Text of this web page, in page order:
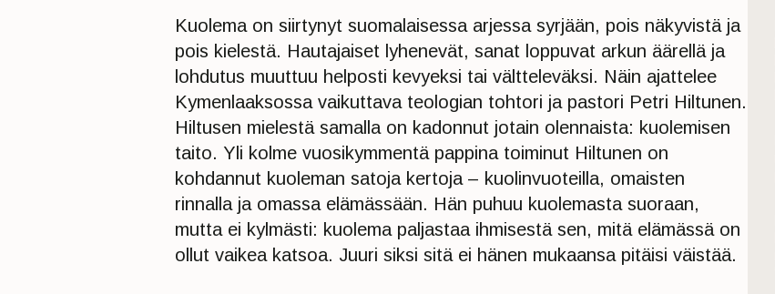
Kuolema on siirtynyt suomalaisessa arjessa syrjään, pois näkyvistä ja
pois kielestä. Hautajaiset lyhenevät, sanat loppuvat arkun äärellä ja
lohdutus muuttuu helposti kevyeksi tai vältteleväksi. Näin ajattelee
Kymenlaaksossa vaikuttava teologian tohtori ja pastori Petri Hiltunen.
Hiltusen mielestä samalla on kadonnut jotain olennaista: kuolemisen
taito. Yli kolme vuosikymmentä pappina toiminut Hiltunen on
kohdannut kuoleman satoja kertoja – kuolinvuoteilla, omaisten
rinnalla ja omassa elämässään. Hän puhuu kuolemasta suoraan,
mutta ei kylmästi: kuolema paljastaa ihmisestä sen, mitä elämässä on
ollut vaikea katsoa. Juuri siksi sitä ei hänen mukaansa pitäisi väistää.